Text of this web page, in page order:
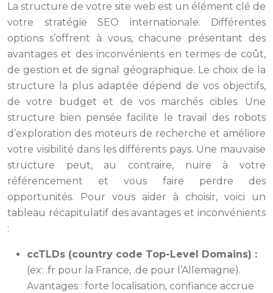
La structure de votre site web est un élément clé de
votre stratégie SEO internationale. Différentes
options s’offrent à vous, chacune présentant des
avantages et des inconvénients en termes de coût,
de gestion et de signal géographique. Le choix de la
structure la plus adaptée dépend de vos objectifs,
de votre budget et de vos marchés cibles. Une
structure bien pensée facilite le travail des robots
d’exploration des moteurs de recherche et améliore
votre visibilité dans les différents pays. Une mauvaise
structure peut, au contraire, nuire à votre
référencement et vous faire perdre des
opportunités. Pour vous aider à choisir, voici un
tableau récapitulatif des avantages et inconvénients
:
ccTLDs (country code Top-Level Domains) :
(ex: .fr pour la France, .de pour l’Allemagne).
Avantages : forte localisation, confiance accrue